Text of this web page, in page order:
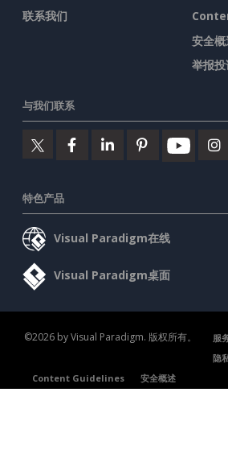
联系我们
安全
举报
与我们联系
特色产品
Visual Paradigm在线
Visual Paradigm桌面
©2026 by Visual Paradigm. 版权所有。 服
隐
Content Guidelines
安全概述